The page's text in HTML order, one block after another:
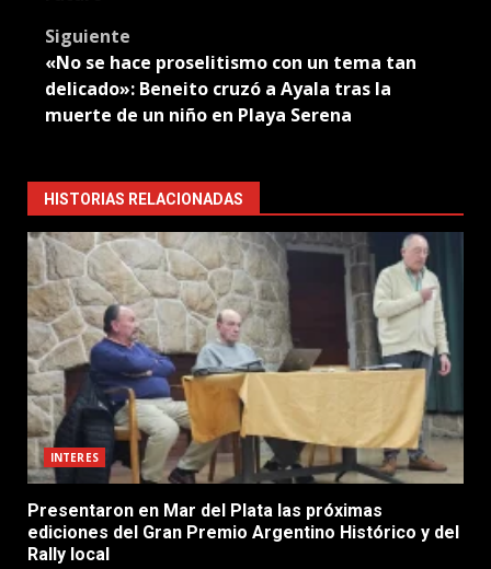
Siguiente
«No se hace proselitismo con un tema tan
delicado»: Beneito cruzó a Ayala tras la
muerte de un niño en Playa Serena
HISTORIAS RELACIONADAS
INTERES
Presentaron en Mar del Plata las próximas
ediciones del Gran Premio Argentino Histórico y del
Rally local